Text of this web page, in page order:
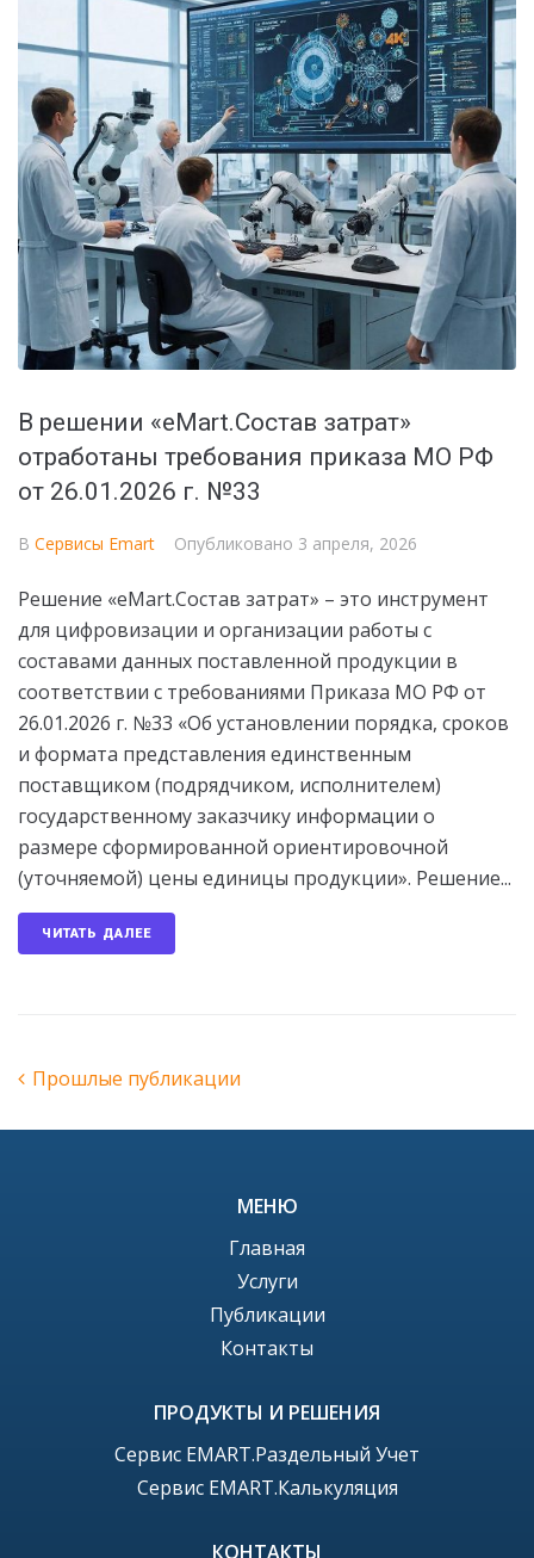
В решении «eMart.Состав затрат»
отработаны требования приказа МО РФ
от 26.01.2026 г. №33
В Сервисы Emart Опубликовано 3 апреля, 2026
Решение «eMart.Состав затрат» – это инструмент
для цифровизации и организации работы с
составами данных поставленной продукции в
соответствии с требованиями Приказа МО РФ от
26.01.2026 г. №33 «Об установлении порядка, сроков
и формата представления единственным
поставщиком (подрядчиком, исполнителем)
государственному заказчику информации о
размере сформированной ориентировочной
(уточняемой) цены единицы продукции». Решение...
ЧИТАТЬ ДАЛЕЕ
Прошлые публикации
МЕНЮ
Главная
Услуги
Публикации
Контакты
ПРОДУКТЫ И РЕШЕНИЯ
Сервис EMART.Раздельный Учет
Сервис EMART.Калькуляция
КОНТАКТЫ